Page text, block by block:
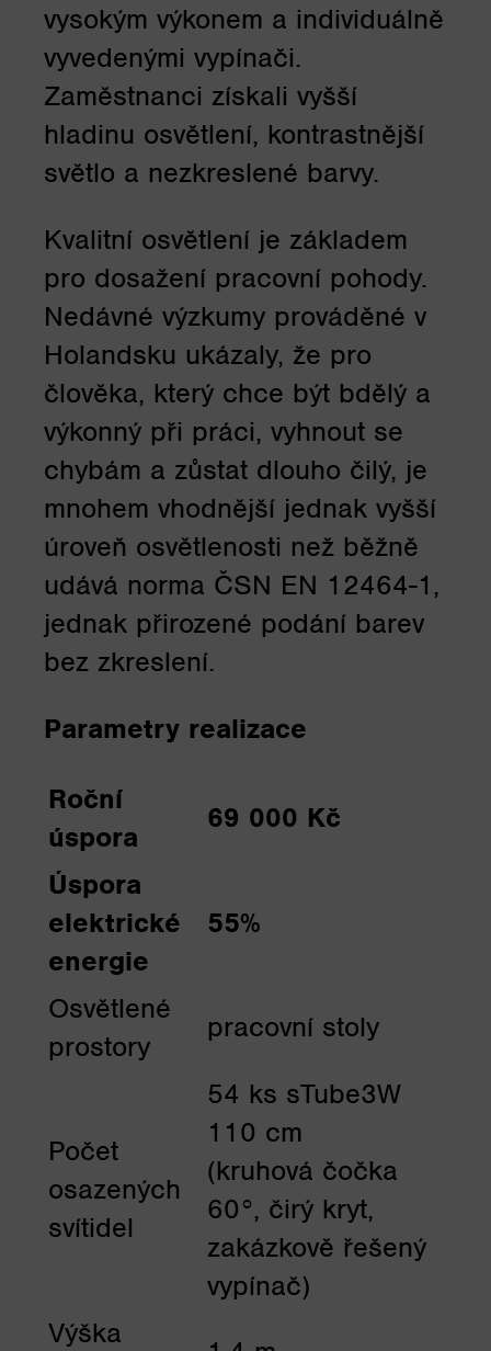
vysokým výkonem a individuálně
vyvedenými vypínači.
Zaměstnanci získali vyšší
hladinu osvětlení, kontrastnější
světlo a nezkreslené barvy.
Kvalitní osvětlení je základem
pro dosažení pracovní pohody.
Nedávné výzkumy prováděné v
Holandsku ukázaly, že pro
člověka, který chce být bdělý a
výkonný při práci, vyhnout se
chybám a zůstat dlouho čilý, je
mnohem vhodnější jednak vyšší
úroveň osvětlenosti než běžně
udává norma ČSN EN 12464-1,
jednak přirozené podání barev
bez zkreslení.
Parametry realizace
Roční
úspora
69 000 Kč
Úspora
elektrické
energie
55%
Osvětlené
prostory
pracovní stoly
Počet
osazených
svítidel
54 ks sTube3W
110 cm
(kruhová čočka
60°, čirý kryt,
zakázkově řešený
vypínač)
Výška